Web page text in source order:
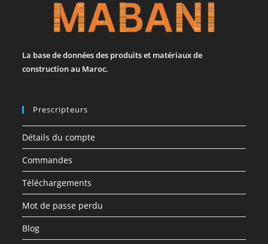
La base de données des produits et matériaux de
construction au Maroc.
Prescripteurs
Détails du compte
Commandes
Téléchargements
Mot de passe perdu
Blog